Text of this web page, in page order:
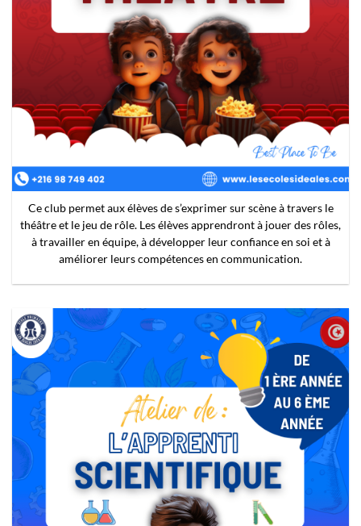
Ce club vise à encourager la créativité des élèves à travers la
peinture, le dessin, la sculpture, et d’autres formes d’expression
artistique. Il offre aux élèves l’opportunité d’explorer leur côté
artistique et de développer leurs compétences artistiques.